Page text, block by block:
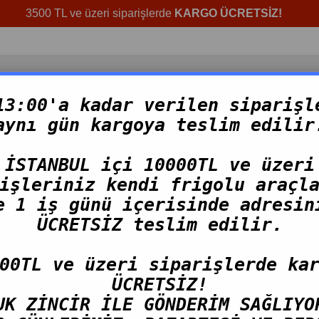
3500 TL ve üzeri siparişlerde KARGO ÜCRETSİZ!
HAZIR ÜRÜNLER TOPTAN ÜRÜNLER TAZE
(5 KİŞİLİK)
Mezze Evde Keyif
TL(KDV Dahil)
kadar verilen
gün kargoya teslim
İSTANBUL içi 10000TL ve üzeri
kendi frigolu
1 iş günü içerisinde
ÜCRETSİZ teslim edilir.
ve üzeri siparişlerde
ÜCRETSİZ!
ZİNCİR İLE GÖNDERİM